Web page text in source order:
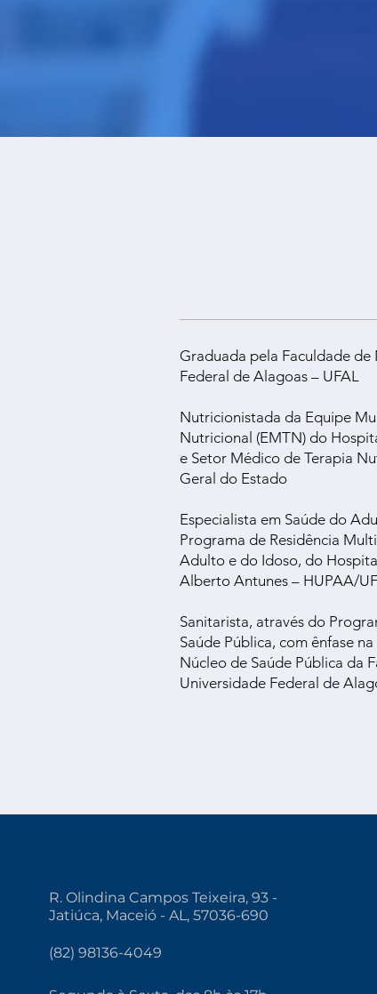
Graduada pela Faculdade
Federal de Alagoas – UFAL
Nutricionistada da Equipe
Nutricional (EMTN) do
e Setor Médico de Terapia
Geral do Estado
Especialista em Saúde do
Programa de Residência
Adulto e do Idoso, do
Alberto Antunes – HUPAA/
Sanitarista, através do
Saúde Pública, com ênfase
Núcleo de Saúde Pública da
Universidade Federal de
R. Olindina Campos Teixeira, 93 -
Jatiúca, Maceió - AL, 57036-690
(82) 98136-4049